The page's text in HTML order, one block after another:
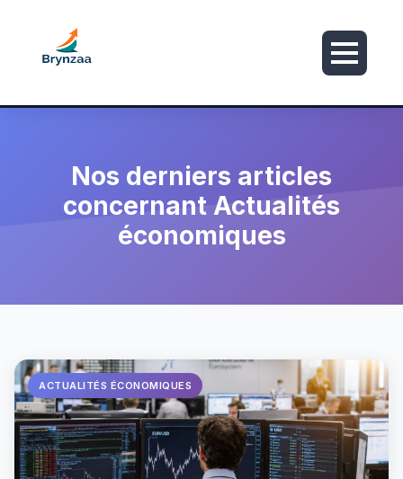
Nos derniers articles
concernant Actualités
économiques
ACTUALITÉS ÉCONOMIQUES